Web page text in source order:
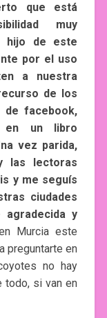
que está
muy
hijo de este
por el uso
a nuestra
de los
de facebook,
un libro
vez parida,
las lectoras
y me seguís
ciudades
agradecida y
Murcia este
preguntarte en
no hay
todo, si van en